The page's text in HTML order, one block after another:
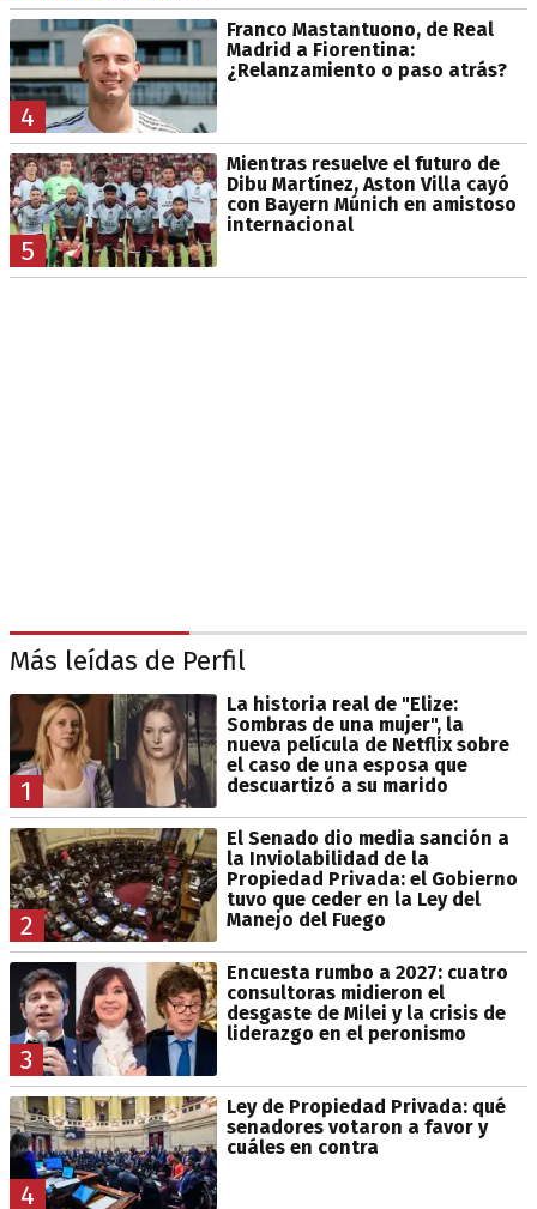
4
Franco Mastantuono, de Real
Madrid a Fiorentina:
¿Relanzamiento o paso atrás?
5
Mientras resuelve el futuro de
Dibu Martínez, Aston Villa cayó
con Bayern Múnich en amistoso
internacional
Más leídas de Perfil
1
La historia real de "Elize:
Sombras de una mujer", la
nueva película de Netflix sobre
el caso de una esposa que
descuartizó a su marido
2
El Senado dio media sanción a
la Inviolabilidad de la
Propiedad Privada: el Gobierno
tuvo que ceder en la Ley del
Manejo del Fuego
3
Encuesta rumbo a 2027: cuatro
consultoras midieron el
desgaste de Milei y la crisis de
liderazgo en el peronismo
4
Ley de Propiedad Privada: qué
senadores votaron a favor y
cuáles en contra